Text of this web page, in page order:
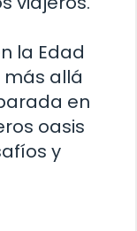
la Edad
más allá
en
oasis
y